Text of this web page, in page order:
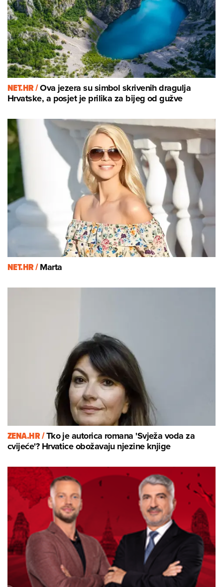
NET.HR /Ova jezera su simbol skrivenih dragulja
Hrvatske, a posjet je prilika za bijeg od gužve
NET.HR /Marta
ZENA.HR /Tko je autorica romana 'Svježa voda za
cvijeće'? Hrvatice obožavaju njezine knjige